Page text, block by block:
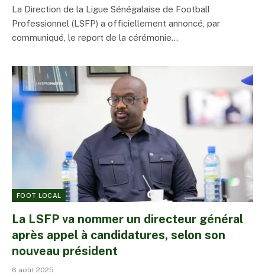
La Direction de la Ligue Sénégalaise de Football
Professionnel (LSFP) a officiellement annoncé, par
communiqué, le report de la cérémonie…
FOOT LOCAL
La LSFP va nommer un directeur général
après appel à candidatures, selon son
nouveau président
6 août 2025